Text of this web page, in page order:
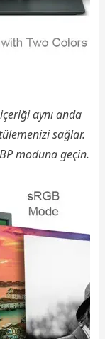
aynı anda
sağlar.
moduna geçin.